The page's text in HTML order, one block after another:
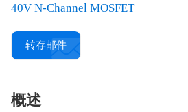
40V N-Channel MOSFET
转存邮件
概述